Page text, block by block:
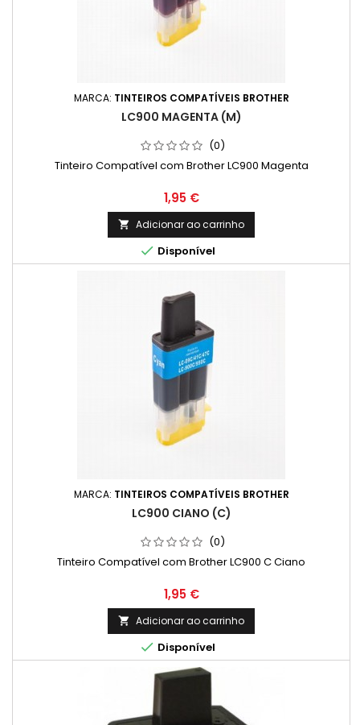
MARCA: TINTEIROS COMPATÍVEIS BROTHER
LC900 MAGENTA (M)
(0)
Tinteiro Compatível com Brother LC900 Magenta
Preço
1,95 €
 Adicionar ao carrinho
 Disponível
MARCA: TINTEIROS COMPATÍVEIS BROTHER
LC900 CIANO (C)
(0)
Tinteiro Compatível com Brother LC900 C Ciano
Preço
1,95 €
 Adicionar ao carrinho
 Disponível